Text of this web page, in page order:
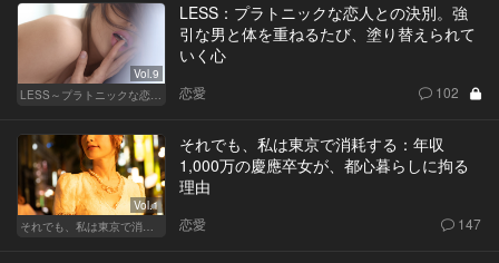
Vol.9
LESS～プラトニックな恋人～
LESS：プラトニックな恋人との決別。強
引な男と体を重ねるたび、塗り替えられて
いく心
恋愛 102
Vol.1
それでも、私は東京で消耗する
それでも、私は東京で消耗する：年収
1,000万の慶應卒女が、都心暮らしに拘る
理由
恋愛 147